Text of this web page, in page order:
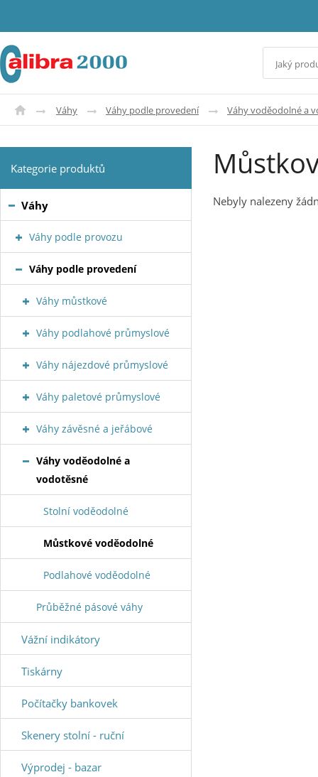
Váhy Váhy podle provedení Váhy voděodolné a
Nebyly nalezeny
Kategorie produktů
Váhy
Váhy podle provozu
Váhy podle provedení
Váhy můstkové
Váhy podlahové průmyslové
Váhy nájezdové průmyslové
Váhy paletové průmyslové
Váhy závěsné a jeřábové
Váhy voděodolné a
vodotěsné
Stolní voděodolné
Můstkové voděodolné
Podlahové voděodolné
Průběžné pásové váhy
Vážní indikátory
Tiskárny
Počítačky bankovek
Skenery stolní - ruční
Výprodej - bazar